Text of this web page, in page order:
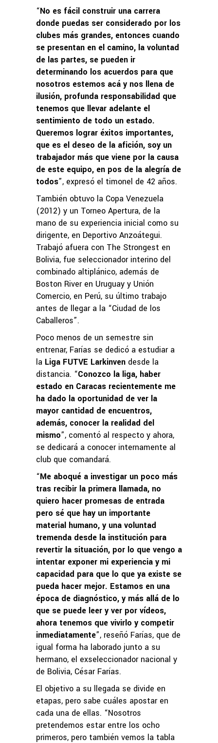
“No es fácil construir una carrera
donde puedas ser considerado por los
clubes más grandes, entonces cuando
se presentan en el camino, la voluntad
de las partes, se pueden ir
determinando los acuerdos para que
nosotros estemos acá y nos llena de
ilusión, profunda responsabilidad que
tenemos que llevar adelante el
sentimiento de todo un estado.
Queremos lograr éxitos importantes,
que es el deseo de la afición, soy un
trabajador más que viene por la causa
de este equipo, en pos de la alegría de
todos”, expresó el timonel de 42 años.
También obtuvo la Copa Venezuela
(2012) y un Torneo Apertura, de la
mano de su experiencia inicial como su
dirigente, en Deportivo Anzoátegui.
Trabajó afuera con The Strongest en
Bolivia, fue seleccionador interino del
combinado altiplánico, además de
Boston River en Uruguay y Unión
Comercio, en Perú, su último trabajo
antes de llegar a la “Ciudad de los
Caballeros”.
Poco menos de un semestre sin
entrenar, Farías se dedicó a estudiar a
la Liga FUTVE Larkinven desde la
distancia. “Conozco la liga, haber
estado en Caracas recientemente me
ha dado la oportunidad de ver la
mayor cantidad de encuentros,
además, conocer la realidad del
mismo”, comentó al respecto y ahora,
se dedicará a conocer internamente al
club que comandará.
“Me aboqué a investigar un poco más
tras recibir la primera llamada, no
quiero hacer promesas de entrada
pero sé que hay un importante
material humano, y una voluntad
tremenda desde la institución para
revertir la situación, por lo que vengo a
intentar exponer mi experiencia y mi
capacidad para que lo que ya existe se
pueda hacer mejor. Estamos en una
época de diagnóstico, y más allá de lo
que se puede leer y ver por vídeos,
ahora tenemos que vivirlo y competir
inmediatamente”, reseñó Farías, que de
igual forma ha laborado junto a su
hermano, el exseleccionador nacional y
de Bolivia, César Farías.
El objetivo a su llegada se divide en
etapas, pero sabe cuáles apostar en
cada una de ellas. “Nosotros
pretendemos estar entre los ocho
primeros, pero también vemos la tabla